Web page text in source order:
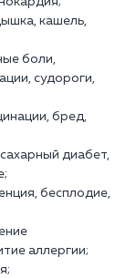
кашель,
боли,
судороги,
бред,
диабет,
бесплодие,
аллергии;